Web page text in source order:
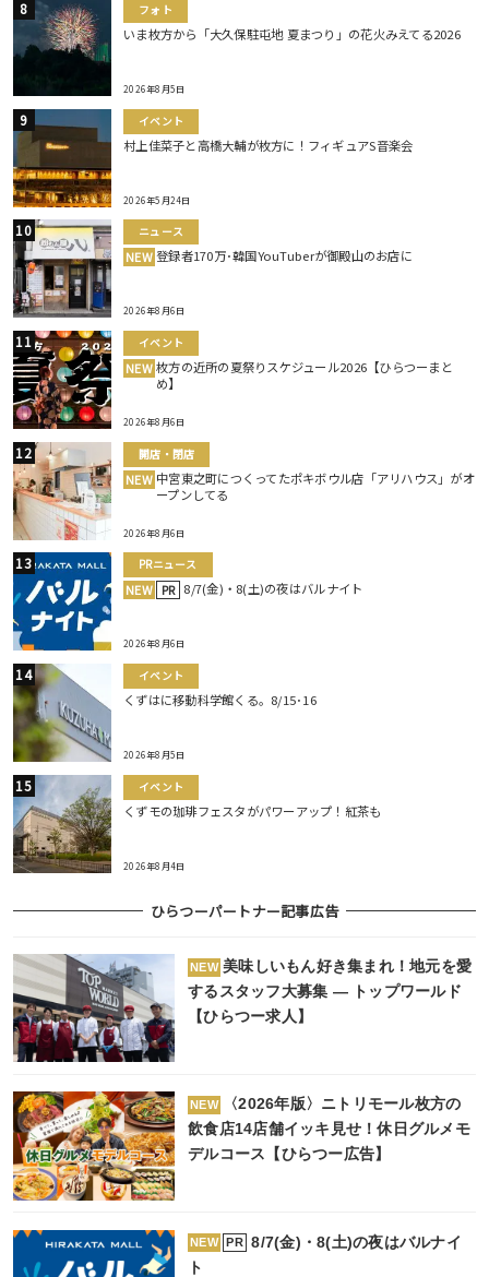
フォト
いま枚方から「大久保駐屯地 夏まつり」の花火みえてる2026
2026年8月5日
イベント
村上佳菜子と高橋大輔が枚方に！フィギュアS音楽会
2026年5月24日
ニュース
NEW 登録者170万･韓国YouTuberが御殿山のお店に
2026年8月6日
イベント
NEW 枚方の近所の夏祭りスケジュール2026【ひらつーまと
め】
2026年8月6日
開店・閉店
NEW 中宮東之町につくってたポキボウル店「アリハウス」がオ
ープンしてる
2026年8月6日
PRニュース
NEW PR 8/7(金)・8(土)の夜はバルナイト
2026年8月6日
イベント
くずはに移動科学館くる。8/15･16
2026年8月5日
イベント
くずモの珈琲フェスタがパワーアップ！紅茶も
2026年8月4日
ひらつーパートナー記事広告
NEW 美味しいもん好き集まれ！地元を愛
するスタッフ大募集 ― トップワールド
【ひらつー求人】
NEW
〈2026年版〉ニトリモール枚方の
飲食店14店舗イッキ見せ！休日グルメモ
デルコース【ひらつー広告】
NEW PR
8/7(金)・8(土)の夜はバルナイ
ト